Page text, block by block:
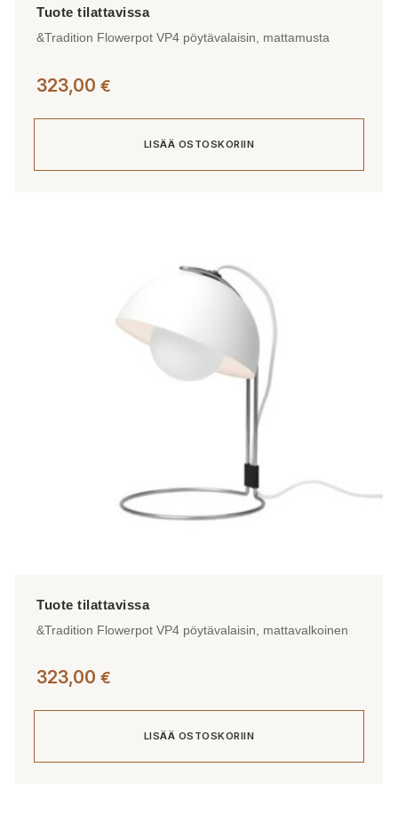
&Tradition Flowerpot VP4 pöytävalaisin, mattamusta
323,00 €
LISÄÄ OSTOSKORIIN
&Tradition Flowerpot VP4 pöytävalaisin, mattavalkoinen
323,00 €
LISÄÄ OSTOSKORIIN